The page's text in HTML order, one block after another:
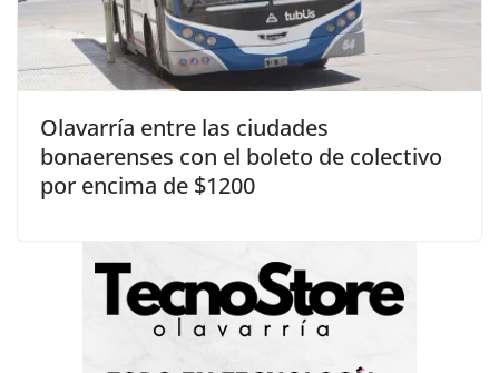
Olavarría entre las ciudades
bonaerenses con el boleto de colectivo
por encima de $1200